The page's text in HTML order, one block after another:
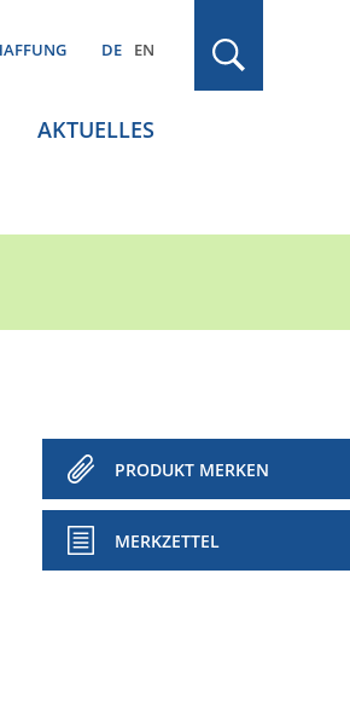
DE EN
AKTUELLES
PRODUKT MERKEN
MERKZETTEL